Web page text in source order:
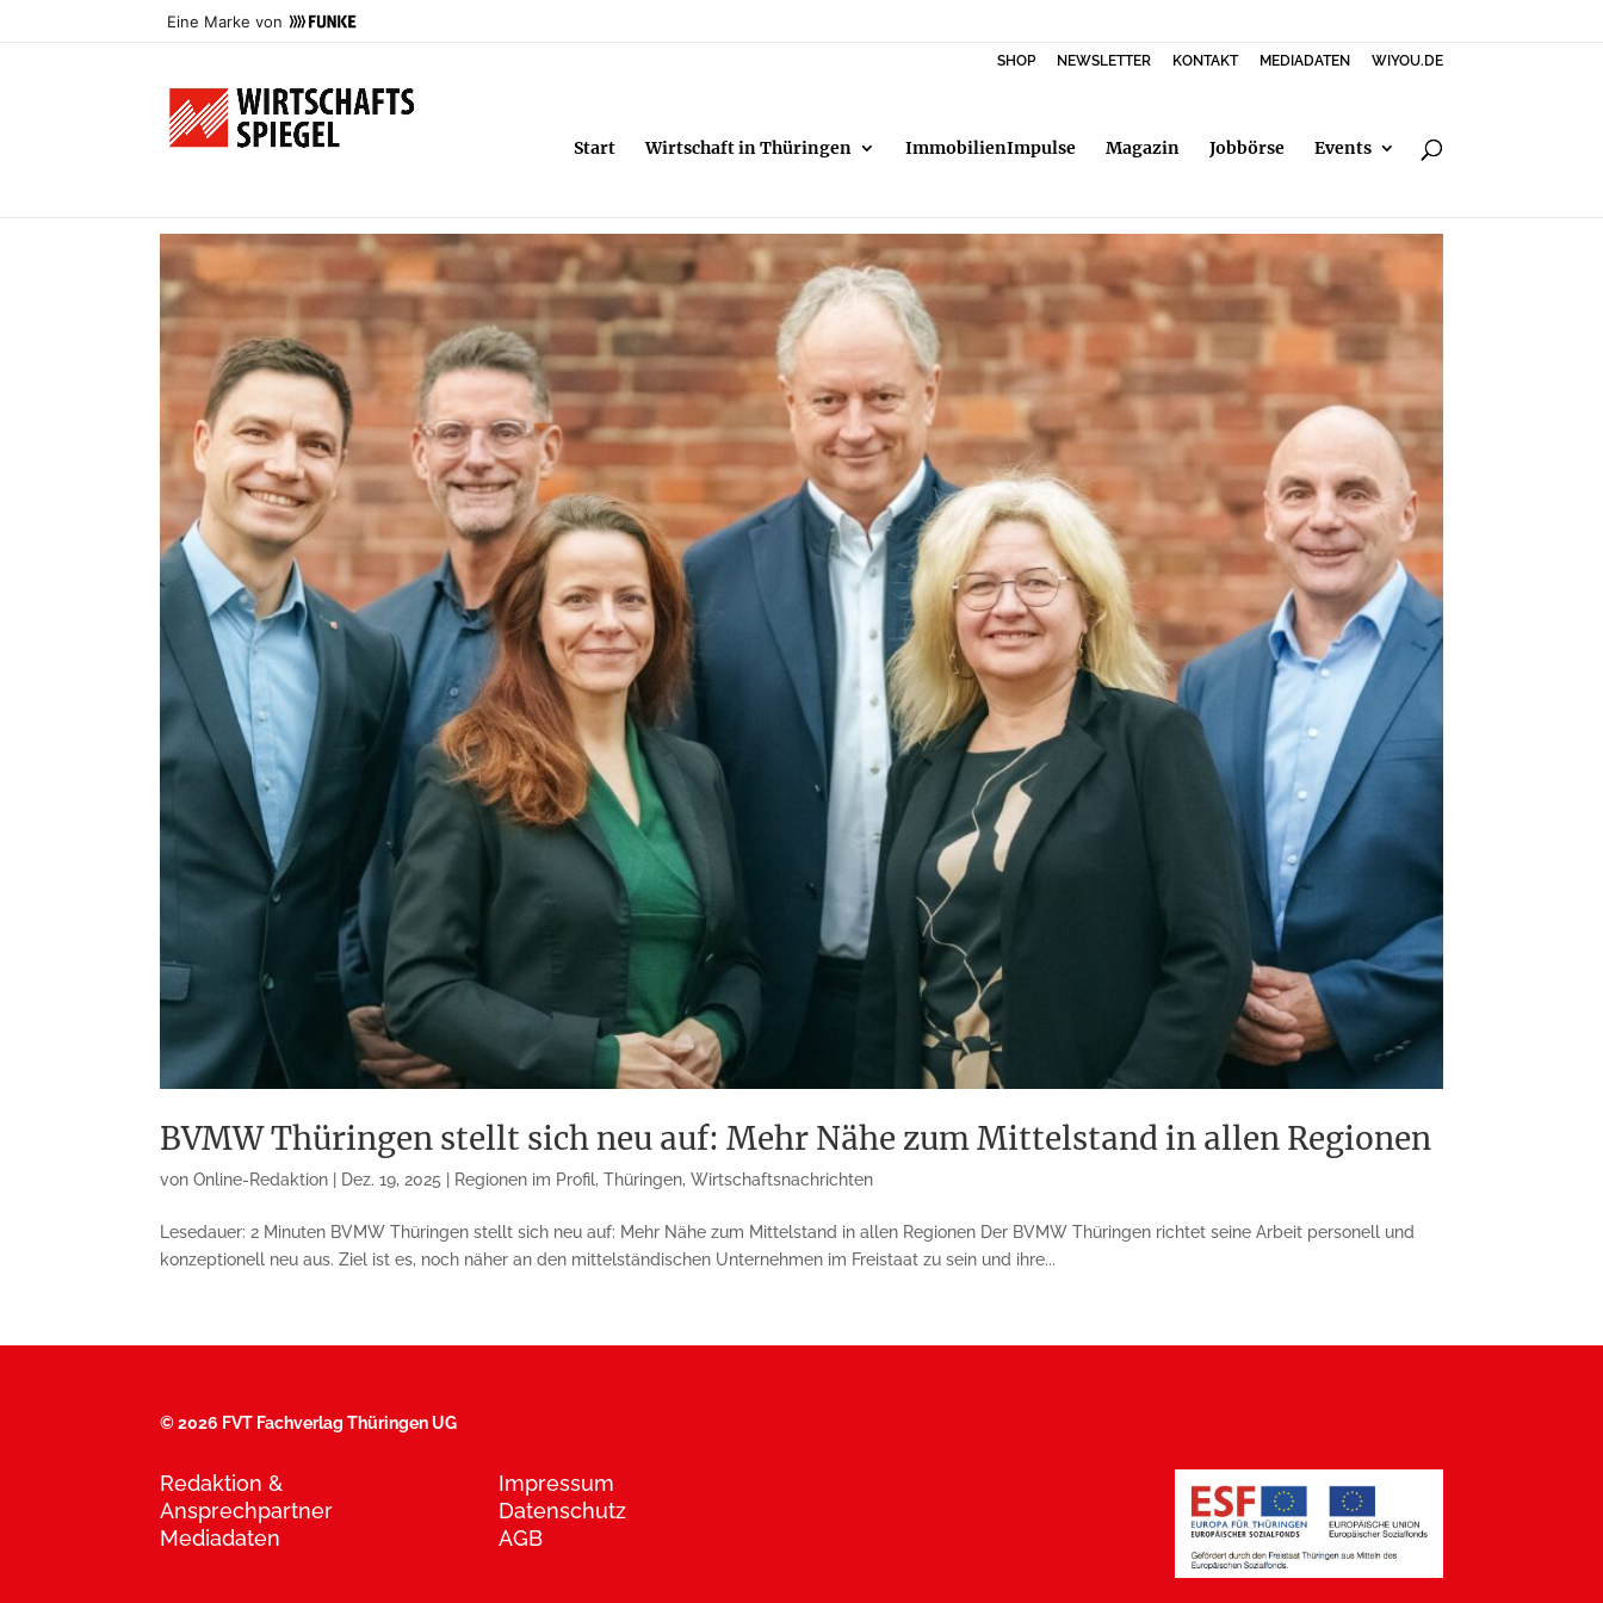
Eine Marke von
SHOP NEWSLETTER KONTAKT MEDIADATEN WIYOU.DE
Start Wirtschaft in Thüringen ImmobilienImpulse Magazin Jobbörse Events
BVMW Thüringen stellt sich neu auf: Mehr Nähe zum Mittelstand in allen Regionen
vonOnline-Redaktion Dez. 19, 2025 Regionen im Profil,Thüringen,Wirtschaftsnachrichten
Lesedauer: 2 Minuten BVMW Thüringen stellt sich neu auf: Mehr Nähe zum Mittelstand in allen Regionen Der BVMW Thüringen richtet seine Arbeit personell und
konzeptionell neu aus. Ziel ist es, noch näher an den mittelständischen Unternehmen im Freistaat zu sein und ihre...
©2026 FVT Fachverlag Thüringen UG
Redaktion &
Ansprechpartner
Mediadaten
Impressum
Datenschutz
AGB